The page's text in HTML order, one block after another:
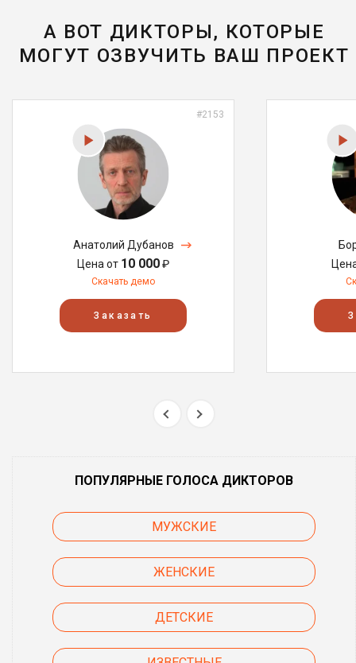
А ВОТ ДИКТОРЫ, КОТОРЫЕ
МОГУТ ОЗВУЧИТЬ ВАШ ПРОЕКТ
#2153
Анатолий Дубанов
Цена от 10 000₽
Скачать демо
Заказать
ПОПУЛЯРНЫЕ ГОЛОСА ДИКТОРОВ
МУЖСКИЕ
ЖЕНСКИЕ
ДЕТСКИЕ